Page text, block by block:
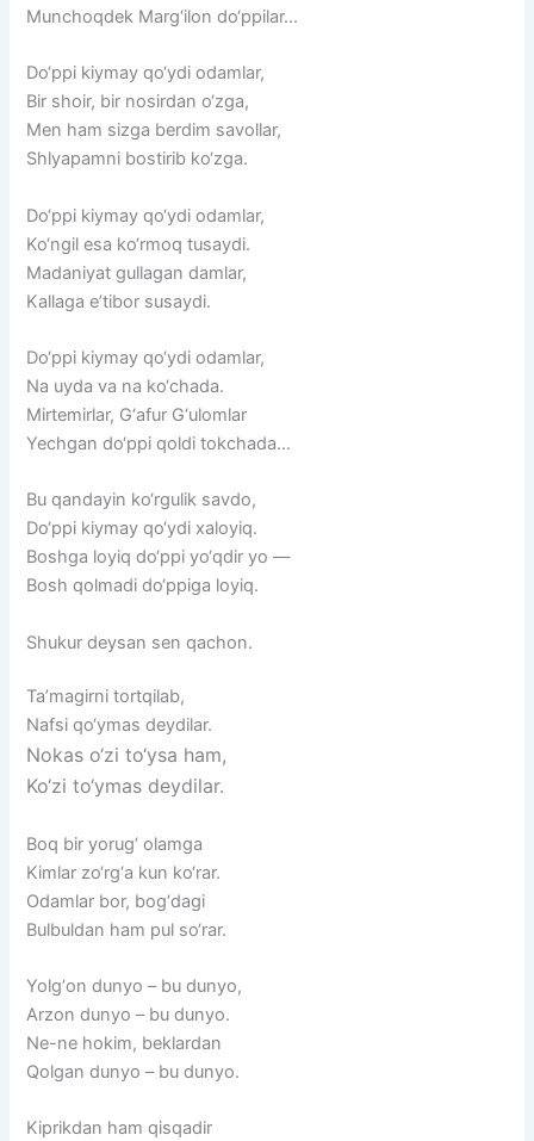
Munchoqdek Marg‘ilon do‘ppilar…
Do‘ppi kiymay qo‘ydi odamlar,
Bir shoir, bir nosirdan o‘zga,
Men ham sizga berdim savollar,
Shlyapamni bostirib ko‘zga.
Do‘ppi kiymay qo‘ydi odamlar,
Ko‘ngil esa ko‘rmoq tusaydi.
Madaniyat gullagan damlar,
Kallaga e’tibor susaydi.
Do‘ppi kiymay qo‘ydi odamlar,
Na uyda va na ko‘chada.
Mirtemirlar, G‘afur G‘ulomlar
Yechgan do‘ppi qoldi tokchada…
Bu qandayin ko‘rgulik savdo,
Do‘ppi kiymay qo‘ydi xaloyiq.
Boshga loyiq do‘ppi yo‘qdir yo —
Bosh qolmadi do‘ppiga loyiq.
Shukur deysan sen qachon.
Ta’magirni tortqilab,
Nafsi qo‘ymas deydilar.
Nokas o‘zi to‘ysa ham,
Ko‘zi to‘ymas deydilar.
Boq bir yorug‘ olamga
Kimlar zo‘rg‘a kun ko‘rar.
Odamlar bor, bog‘dagi
Bulbuldan ham pul so‘rar.
Yolg‘on dunyo – bu dunyo,
Arzon dunyo – bu dunyo.
Ne-ne hokim, beklardan
Qolgan dunyo – bu dunyo.
Kiprikdan ham qisqadir